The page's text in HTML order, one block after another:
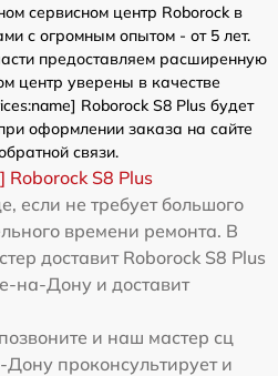
сервисном центр Roborock в
с огромным опытом - от 5 лет.
предоставляем расширенную
центр уверены в качестве
Roborock S8 Plus будет
оформлении заказа на сайте
связи.
S8 Plus
если не требует большого
времени ремонта. В
доставит Roborock S8 Plus
на-Дону и доставит
и наш мастер сц
Дону проконсультирует и